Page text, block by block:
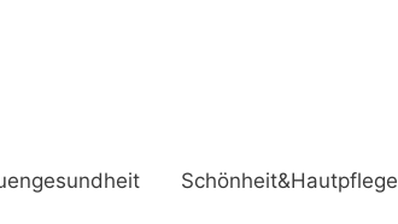
Schönheit&Hautpflege